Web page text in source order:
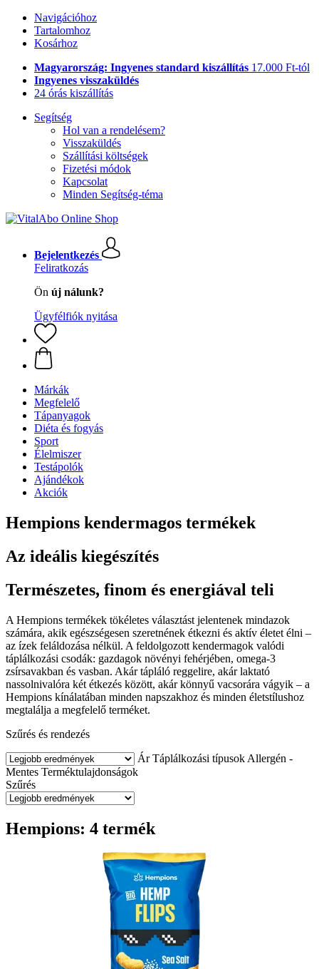
Navigációhoz
Tartalomhoz
Kosárhoz
Magyarország: Ingyenes standard kiszállítás 17.000 Ft-tól
Ingyenes visszaküldés
24 órás kiszállítás
Segítség
Hol van a rendelésem?
Visszaküldés
Szállítási költségek
Fizetési módok
Kapcsolat
Minden Segítség-téma
Bejelentkezés
Feliratkozás
Ön új nálunk?
Ügyfélfiók nyitása
Márkák
Megfelelő
Tápanyagok
Diéta és fogyás
Sport
Élelmiszer
Testápolók
Ajándékok
Akciók
Hempions kendermagos termékek
Az ideális kiegészítés
Természetes, finom és energiával teli
A Hempions termékek tökéletes választást jelentenek mindazok
számára, akik egészségesen szeretnének étkezni és aktív életet élni –
az ízek feláldozása nélkül. A feldolgozott kendermagok valódi
táplálkozási csodák: gazdagok növényi fehérjében, omega-3
zsírsavakban és vasban. Akár tápláló reggelire, akár laktató
nassolnivalóra két étkezés között, akár könnyű vacsorára vágyik – a
Hempions kínálatában minden napszakhoz és minden életstílushoz
megtalálja a megfelelő terméket.
Szűrés és rendezés
Ár Táplálkozási típusok Allergén -
Mentes Terméktulajdonságok
Szűrés
Hempions: 4 termék